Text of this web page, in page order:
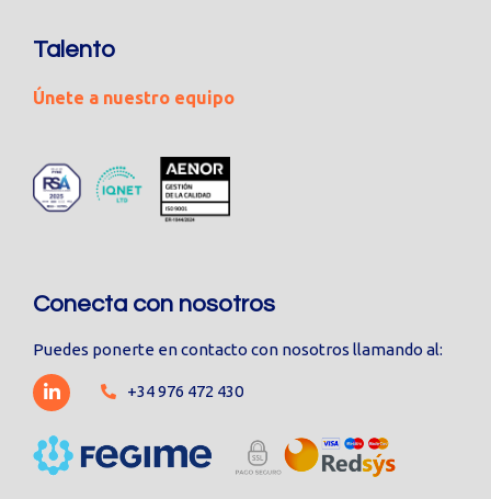
Talento
Únete a nuestro equipo
Conecta con nosotros
Puedes ponerte en contacto con nosotros llamando al:
+34 976 472 430